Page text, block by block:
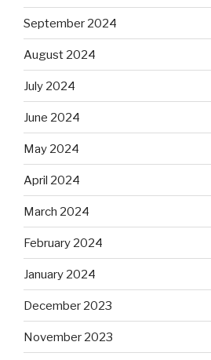
September 2024
August 2024
July 2024
June 2024
May 2024
April 2024
March 2024
February 2024
January 2024
December 2023
November 2023